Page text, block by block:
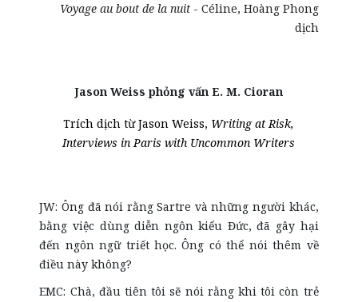
Voyage au bout de la nuit - Céline, Hoàng Phong
dịch
Jason Weiss phỏng vấn E. M. Cioran
Trích dịch từ Jason Weiss, Writing at Risk,
Interviews in Paris with Uncommon Writers
JW: Ông đã nói rằng Sartre và những người khác,
bằng việc dùng diễn ngôn kiểu Đức, đã gây hại
đến ngôn ngữ triết học. Ông có thể nói thêm về
điều này không?
EMC: Chà, đầu tiên tôi sẽ nói rằng khi tôi còn trẻ